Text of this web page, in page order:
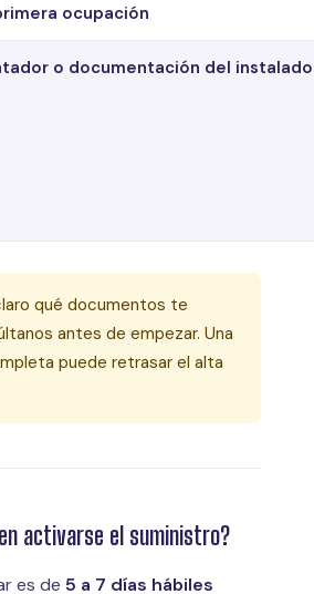
ocupación
o documentación del
qué documentos te
antes de empezar. Una
puede retrasar el alta
activarse el suministro?
es de 5 a 7 días hábiles